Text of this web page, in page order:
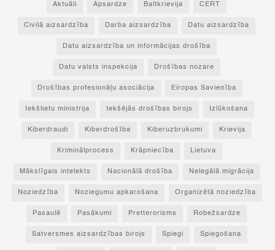
Aktuāli Apsardze Baltkrievija CERT
Civilā aizsardzība Darba aizsardzība Datu aizsardzība
Datu aizsardzība un informācijas drošība
Datu valsts inspekcija Drošības nozare
Drošības profesionāļu asociācija Eiropas Savienība
Iekšlietu ministrija Iekšējās drošības birojs Izlūkošana
Kiberdraudi Kiberdrošība Kiberuzbrukumi Krievija
Kriminālprocess Krāpniecība Lietuva
Mākslīgais intelekts Nacionālā drošība Nelegālā migrācija
Noziedzība Noziegumu apkarošana Organizētā noziedzība
Pasaulē Pasākumi Pretterorisms Robežsardze
Satversmes aizsardzības birojs Spiegi Spiegošana